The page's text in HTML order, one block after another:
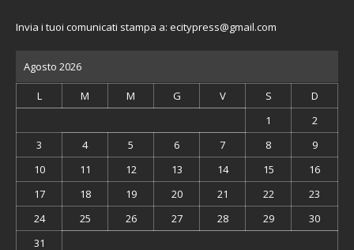
Invia i tuoi comunicati stampa a: ecitypress@gmail.com
Agosto 2026
L M M G V S
D
1
2
3
4 5 6 7 8
9
10
11 12 13 14 15
16
17
18 19 20 21 22
23
24
25 26 27 28 29
30
31